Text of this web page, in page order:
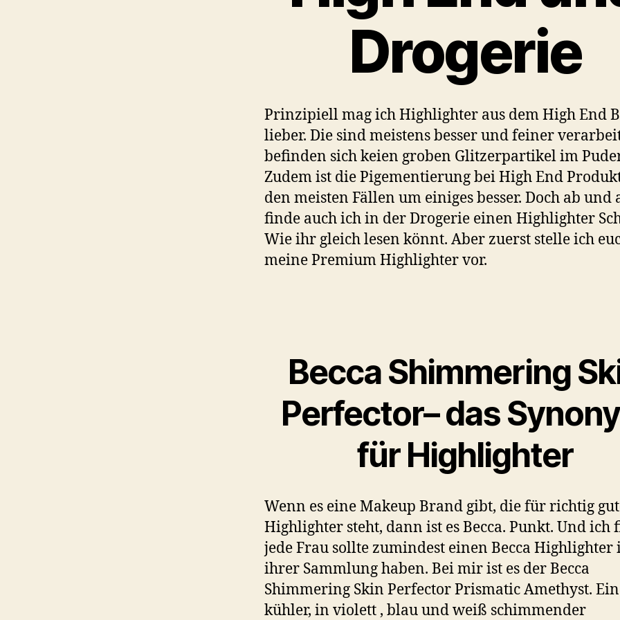
Drogerie
Prinzipiell mag ich Highlighter aus dem High End
lieber. Die sind meistens besser und feiner
befinden sich keien groben Glitzerpartikel im
Zudem ist die Pigementierung bei High End
den meisten Fällen um einiges besser. Doch ab und
finde auch ich in der Drogerie einen Highlighter
Wie ihr gleich lesen könnt. Aber zuerst stelle ich
meine Premium Highlighter vor.
Becca Shimmering
Perfector– das
für Highlighter
Wenn es eine Makeup Brand gibt, die für richtig
Highlighter steht, dann ist es Becca. Punkt. Und ich
jede Frau sollte zumindest einen Becca Highlighter
ihrer Sammlung haben. Bei mir ist es der Becca
Shimmering Skin Perfector Prismatic Amethyst. Ein
kühler, in violett , blau und weiß schimmender